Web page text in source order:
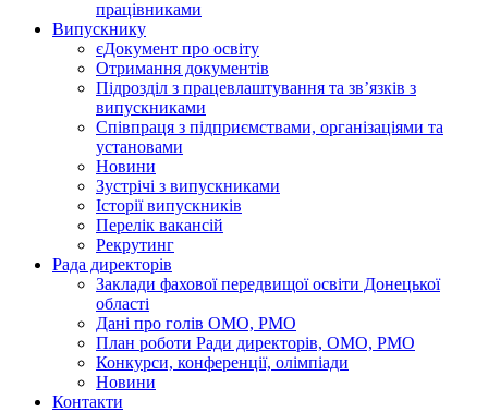
працівниками
Випускнику
єДокумент про освіту
Отримання документів
Підрозділ з працевлаштування та зв’язків з
випускниками
Співпраця з підприємствами, організаціями та
установами
Новини
Зустрічі з випускниками
Історії випускників
Перелік вакансій
Рекрутинг
Рада директорів
Заклади фахової передвищої освіти Донецької
області
Дані про голів ОМО, РМО
План роботи Ради директорів, ОМО, РМО
Конкурси, конференції, олімпіади
Новини
Контакти